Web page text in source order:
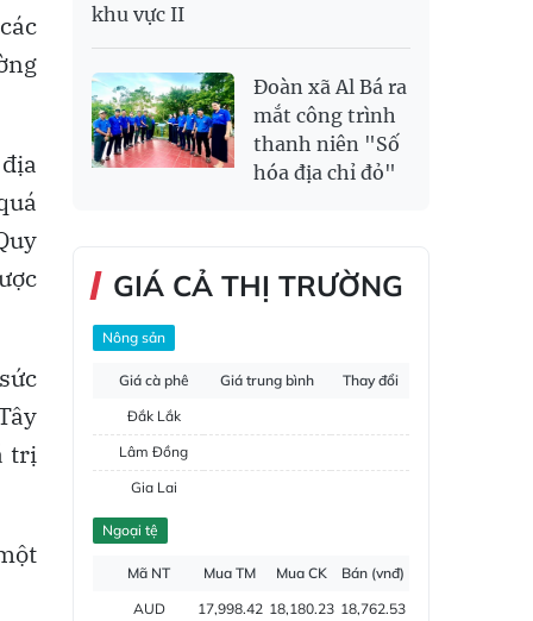
trị
khu vực II
Đoàn xã Al Bá ra
mắt công trình
thanh niên "Số
hóa địa chỉ đỏ"
GIÁ CẢ THỊ TRƯỜNG
Nông sản
Giá cà phê Giá trung bình
Thay đổi
Đắk Lắk
Lâm Đồng
Gia Lai
Đắk Nông
Ngoại tệ
Mã NT Mua TM Mua CK
Bán (vnđ)
AUD
17,998.42 18,180.23 18,762.53